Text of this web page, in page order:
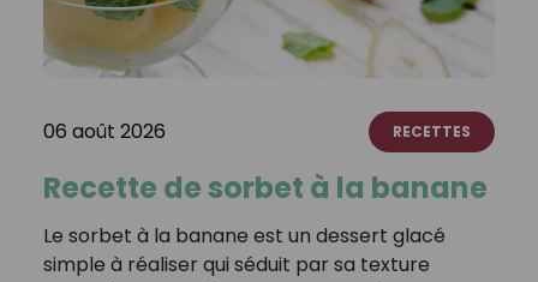
06 août 2026 RECETTES
Recette de sorbet à la banane
Le sorbet à la banane est un dessert glacé
simple à réaliser qui séduit par sa texture